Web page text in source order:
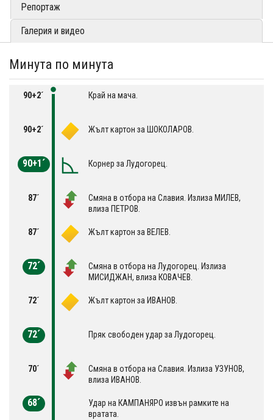
Репортаж
Галерия и видео
Минута по минута
90+2´ Край на мача.
90+2´ Жълт картон за ШОКОЛАРОВ.
90+1´ Корнер за Лудогорец.
87´
Смяна в отбора на Славия. Излиза МИЛЕВ,
влиза ПЕТРОВ.
87´ Жълт картон за ВЕЛЕВ.
72´
Смяна в отбора на Лудогорец. Излиза
МИСИДЖАН, влиза КОВАЧЕВ.
72´ Жълт картон за ИВАНОВ.
72´ Пряк свободен удар за Лудогорец.
70´
Смяна в отбора на Славия. Излиза УЗУНОВ,
влиза ИВАНОВ.
68´
Удар на КАМПАНЯРО извън рамките на
вратата.